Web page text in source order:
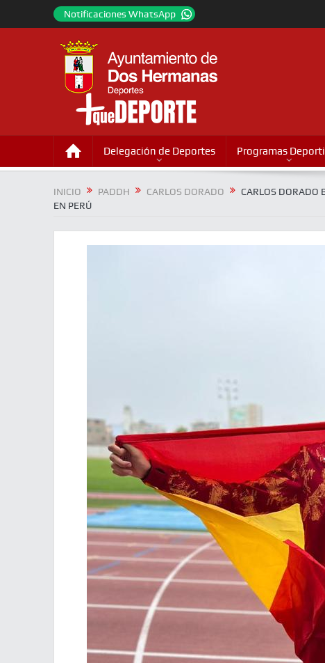
Notificaciones WhatsApp
Delegación de Deportes Programas
INICIO PADDH CARLOS DORADO
CARLOS DORADO
EN PERÚ